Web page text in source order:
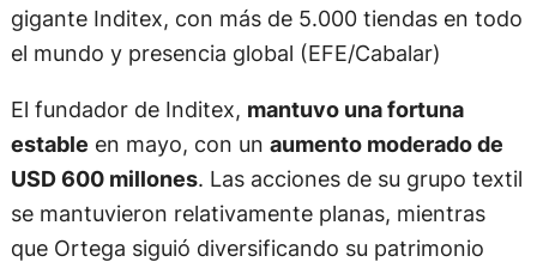
gigante Inditex, con más de 5.000 tiendas en todo
el mundo y presencia global (EFE/Cabalar)
El fundador de Inditex, mantuvo una fortuna
estable en mayo, con un aumento moderado de
USD 600 millones. Las acciones de su grupo textil
se mantuvieron relativamente planas, mientras
que Ortega siguió diversificando su patrimonio